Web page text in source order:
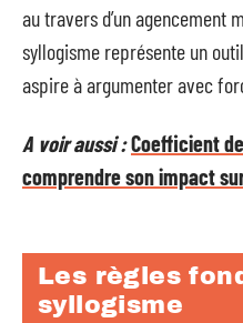
au travers d’un agencement
syllogisme représente un
aspire à argumenter avec
A voir aussi :Coefficient
comprendre son impact
Les règles
syllogisme